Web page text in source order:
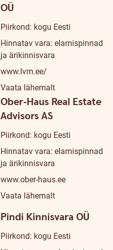
OÜ
Piirkond: kogu Eesti
Hinnatav vara: elamispinnad
ja ärikinnisvara
www.lvm.ee/
Vaata lähemalt
Ober-Haus Real Estate
Advisors AS
Piirkond: kogu Eesti
Hinnatav vara: elamispinnad
ja ärikinnisvara
www.ober-haus.ee
Vaata lähemalt
Pindi Kinnisvara OÜ
Piirkond: kogu Eesti